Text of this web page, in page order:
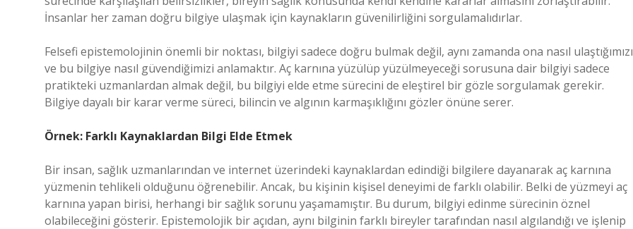
İnsanlar her zaman doğru bilgiye ulaşmak için kaynakların güvenilirliğini sorgulamalıdırlar.
Felsefi epistemolojinin önemli bir noktası, bilgiyi sadece doğru bulmak değil, aynı zamanda ona nasıl ulaştığımızı
ve bu bilgiye nasıl güvendiğimizi anlamaktır. Aç karnına yüzülüp yüzülmeyeceği sorusuna dair bilgiyi sadece
pratikteki uzmanlardan almak değil, bu bilgiyi elde etme sürecini de eleştirel bir gözle sorgulamak gerekir.
Bilgiye dayalı bir karar verme süreci, bilincin ve algının karmaşıklığını gözler önüne serer.
Örnek: Farklı Kaynaklardan Bilgi Elde Etmek
Bir insan, sağlık uzmanlarından ve internet üzerindeki kaynaklardan edindiği bilgilere dayanarak aç karnına
yüzmenin tehlikeli olduğunu öğrenebilir. Ancak, bu kişinin kişisel deneyimi de farklı olabilir. Belki de yüzmeyi aç
karnına yapan birisi, herhangi bir sağlık sorunu yaşamamıştır. Bu durum, bilgiyi edinme sürecinin öznel
olabileceğini gösterir. Epistemolojik bir açıdan, aynı bilginin farklı bireyler tarafından nasıl algılandığı ve işlenip